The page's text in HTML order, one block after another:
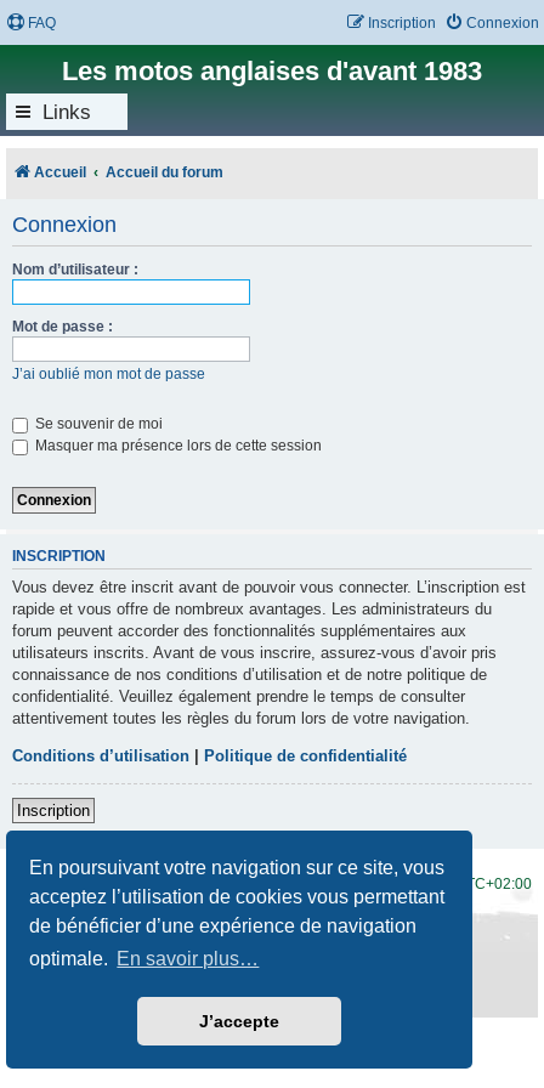
En poursuivant votre navigation sur ce site, vous
acceptez l’utilisation de cookies vous permettant
de bénéficier d’une expérience de navigation
optimale. En savoir plus…
J’accepte
FAQ Connexion
Inscription
Les motos anglaises d'avant 1983
Links
Accueil Accueil du forum
Connexion
Nom d’utilisateur :
Mot de passe :
J’ai oublié mon mot de passe
Se souvenir de moi
Masquer ma présence lors de cette session
INSCRIPTION
Vous devez être inscrit avant de pouvoir vous connecter. L’inscription est
rapide et vous offre de nombreux avantages. Les administrateurs du
forum peuvent accorder des fonctionnalités supplémentaires aux
utilisateurs inscrits. Avant de vous inscrire, assurez-vous d’avoir pris
connaissance de nos conditions d’utilisation et de notre politique de
confidentialité. Veuillez également prendre le temps de consulter
attentivement toutes les règles du forum lors de votre navigation.
Conditions d’utilisation Politique de confidentialité
Inscription
UTC+02:00
Développé par phpBB® Forum Software © phpBB Limited
Traduction française officielle
Prosilver New Edition
Confidentialité|Conditions